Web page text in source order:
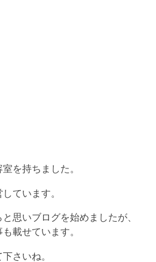
を持ちました。
ています。
思いブログを始めましたが、
載せています。
さいね。